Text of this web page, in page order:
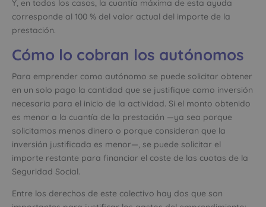
Y, en todos los casos, la cuantía máxima de esta ayuda
corresponde al 100 % del valor actual del importe de la
prestación.
Cómo lo cobran los autónomos
Para emprender como autónomo se puede solicitar obtener
en un solo pago la cantidad que se justifique como inversión
necesaria para el inicio de la actividad. Si el monto obtenido
es menor a la cuantía de la prestación —ya sea porque
solicitamos menos dinero o porque consideran que la
inversión justificada es menor—, se puede solicitar el
importe restante para financiar el coste de las cuotas de la
Seguridad Social.
Entre los derechos de este colectivo hay dos que son